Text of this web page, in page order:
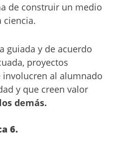
de construir un medio
ciencia.
guiada y de acuerdo
proyectos
involucren al alumnado
y que creen valor
los demás.
6.